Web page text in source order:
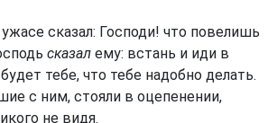
сказал: Господи! что повелишь
сказал ему: встань и иди в
тебе, что тебе надобно делать.
с ним, стояли в оцепенении,
не видя.